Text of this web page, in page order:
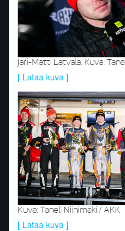
Jari-Matti Latvala. Kuva:
[ Lataa kuva ]
Kuva: Taneli Niinimäki / AKK
[ Lataa kuva ]